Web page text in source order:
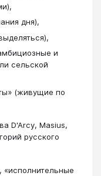
дня),
и
сельской
(живу­щие по
D'Arcy, Masius,
русского
«испол­нительные